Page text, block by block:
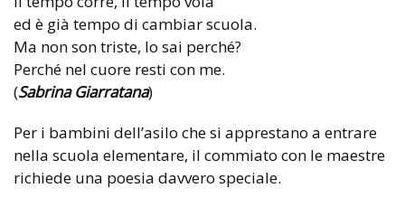
ed è già tempo di cambiar scuola.
Ma non son triste, lo sai perché?
Perché nel cuore resti con me.
(Sabrina Giarratana)
Per i bambini dell’asilo che si apprestano a entrare
nella scuola elementare, il commiato con le maestre
richiede una poesia davvero speciale.